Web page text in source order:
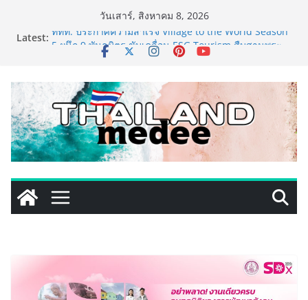
วันเสาร์, สิงหาคม 8, 2026
Latest: ททท. ประกาศความสำเร็จ Village to the World Season
5 ผนึก 9 พันธมิตร ขับเคลื่อน ESG Tourism สืบสานพระ
เหิงลี่ แมนูแฟคเจอริ่ง เทคโนโลยี (ไทยแลนด์) เปิดโรงงาน
แห่งใหม่ในชลบุรี เดินหน้าขยายฐานการผลิตสู่เอเชียตะวัน
ออกเฉียงใต้ เสริมแกร่งยุทธศาสตร์ระดับโลก
TECNO ประกาศทรานส์ฟอร์มจากเกมมิ่งโฟน สู่ไลฟ์สไตล์
แฟชั่นไอเท็ม เสิร์ฟใหญ่ปักหมุดแลนมาร์คใหม่กลางสถานี
MRT วาง POVA 8 Series จุดเริ่มต้นครั้งสำคัญ
PIPPER STANDARD® เปิดตัวแชมพูอาบน้ำ และ โฟมอาบ
แห้งสัตว์เลี้ยง ชูนวัตกรรมพลังธรรมชาติ “Zero-Residue”
เลียขนได้ ปลอดภัย ไร้สารตกค้าง
เริ่มแล้ว! อ.ต.ก.แฟร์ 4 ภาค @ภาคกลาง “มนต์เสน่ห์เกษตร
ไทย สู่ใจกลางมหานคร” ชวนชิม ช้อป สินค้าเกษตร